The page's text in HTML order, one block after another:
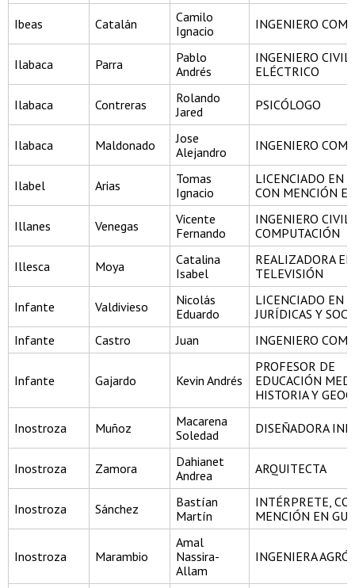
Ibeas Catalán
Camilo
Ignacio
INGENIERO
Ilabaca Parra
Pablo
Andrés
INGENIERO CIVIL
ELÉCTRICO
Ilabaca Contreras
Rolando
Jared
PSICÓLOGO
Ilabaca Maldonado
Jose
Alejandro
INGENIERO
Ilabel Arias
Tomas
Ignacio
LICENCIADO EN
CON MENCIÓN
Illanes Venegas
Vicente
Fernando
INGENIERO CIVIL
COMPUTACIÓN
Illesca Moya
Catalina
Isabel
REALIZADORA
TELEVISIÓN
Infante Valdivieso
Nicolás
Eduardo
LICENCIADO EN
JURÍDICAS Y
Infante
Castro Juan INGENIERO
Infante Gajardo Kevin Andrés
PROFESOR DE
EDUCACIÓN
HISTORIA Y
Inostroza Muñoz
Macarena
Soledad
DISEÑADORA
Inostroza Zamora
Dahianet
Andrea
ARQUITECTA
Inostroza Sánchez
Bastían
Martín
INTÉRPRETE,
MENCIÓN EN
Inostroza Marambio
Amal
Nassira-
Allam
INGENIERA